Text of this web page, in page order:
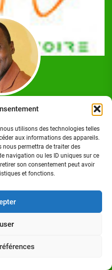
utilisons des technologies telles
aux informations des appareils.
nous permettra de traiter des
navigation ou les ID uniques sur ce
son consentement peut avoir
et fonctions.
Koffi
option Journalisme
et Techniques de la
Cocody. Homme de